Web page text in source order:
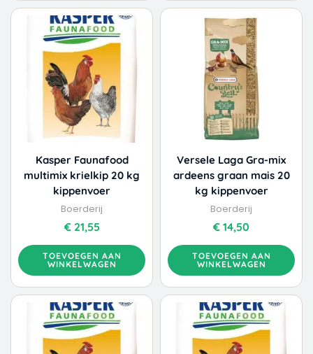
Kasper Faunafood
multimix krielkip 20 kg
kippenvoer
Boerderij
€21,55
TOEVOEGEN AAN
WINKELWAGEN
Versele Laga Gra-mix
ardeens graan mais 20
kg kippenvoer
Boerderij
€ 14,50
TOEVOEGEN AAN
WINKELWAGEN